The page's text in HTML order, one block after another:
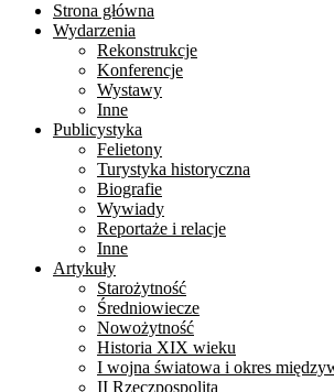
Strona główna
Wydarzenia
Rekonstrukcje
Konferencje
Wystawy
Inne
Publicystyka
Felietony
Turystyka historyczna
Biografie
Wywiady
Reportaże i relacje
Inne
Artykuły
Starożytność
Średniowiecze
Nowożytność
Historia XIX wieku
I wojna światowa i okres
II Rzeczpospolita